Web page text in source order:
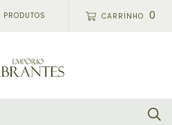
PRODUTOS CARRINHO 0